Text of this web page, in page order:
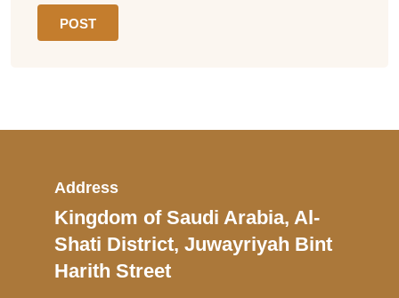
Address
Kingdom of Saudi Arabia, Al-
Shati District, Juwayriyah Bint
Harith Street